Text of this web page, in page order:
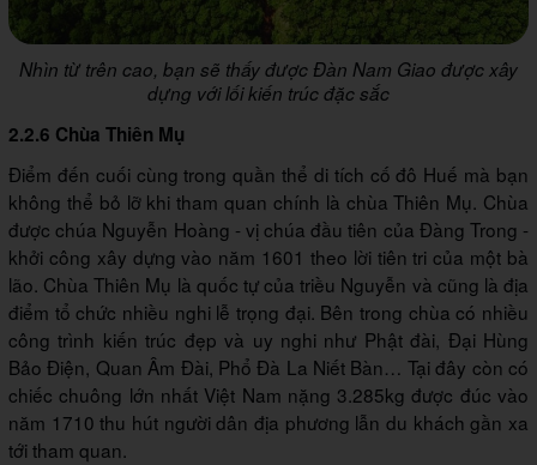
Nhìn từ trên cao, bạn sẽ thấy được Đàn Nam Giao được xây
dựng với lối kiến trúc đặc sắc
2.2.6 Chùa Thiên Mụ
Điểm đến cuối cùng trong quần thể di tích cố đô Huế mà bạn
không thể bỏ lỡ khi tham quan chính là chùa Thiên Mụ. Chùa
được chúa Nguyễn Hoàng - vị chúa đầu tiên của Đàng Trong -
khởi công xây dựng vào năm 1601 theo lời tiên tri của một bà
lão. Chùa Thiên Mụ là quốc tự của triều Nguyễn và cũng là địa
điểm tổ chức nhiều nghi lễ trọng đại. Bên trong chùa có nhiều
công trình kiến trúc đẹp và uy nghi như Phật đài, Đại Hùng
Bảo Điện, Quan Âm Đài, Phổ Đà La Niết Bàn… Tại đây còn có
chiếc chuông lớn nhất Việt Nam nặng 3.285kg được đúc vào
năm 1710 thu hút người dân địa phương lẫn du khách gần xa
tới tham quan.